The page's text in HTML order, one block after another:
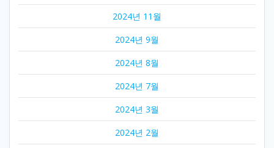
2024년 11월
2024년 9월
2024년 8월
2024년 7월
2024년 3월
2024년 2월